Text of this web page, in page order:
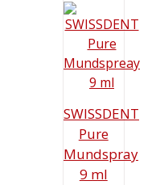
SWISSDENT
Pure
Mundspray
9 ml